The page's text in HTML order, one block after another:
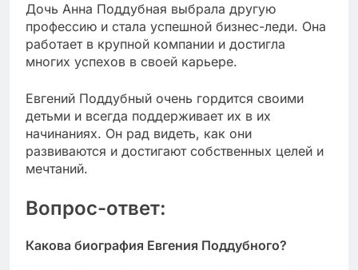
Дочь Анна Поддубная выбрала другую
профессию и стала успешной бизнес-леди. Она
работает в крупной компании и достигла
многих успехов в своей карьере.
Евгений Поддубный очень гордится своими
детьми и всегда поддерживает их в их
начинаниях. Он рад видеть, как они
развиваются и достигают собственных целей и
мечтаний.
Вопрос-ответ:
Какова биография Евгения Поддубного?